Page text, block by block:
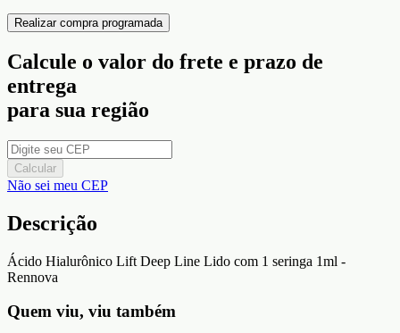
Realizar compra programada
Calcule o valor do frete e prazo de
entrega
para sua região
Calcular
Não sei meu CEP
Descrição
Ácido Hialurônico Lift Deep Line Lido com 1 seringa 1ml -
Rennova
Quem viu, viu também